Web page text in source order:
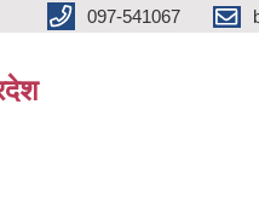
097-541067